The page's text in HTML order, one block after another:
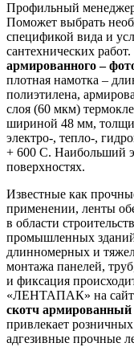
Профильный
Поможет выбрать
спецификой вида и
сантехнических
армированного –
плотная намотка –
полиэтилена,
слоя (60 мкм)
шириной 48 мм,
электро-, тепло-,
+ 600 С. Наибольший
поверхностях.
Известные как
применении, ленты
в области
промышленных
длинномерных и
монтажа панелей,
и фиксация
«ЛЕНТАПАК» на сайте
скотч армированный
привлекает
адгезивные прочные